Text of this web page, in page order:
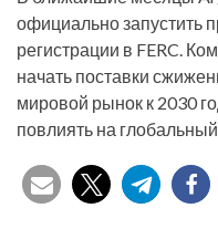
официально запустить
регистрации в FERC.
начать поставки
мировой рынок к 2030
повлиять на